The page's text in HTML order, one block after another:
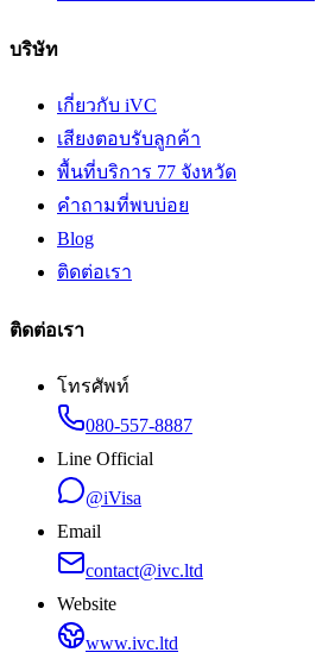
บริษัท
เกี่ยวกับ iVC
เสียงตอบรับลูกค้า
พื้นที่บริการ 77 จังหวัด
คำถามที่พบบ่อย
Blog
ติดต่อเรา
ติดต่อเรา
โทรศัพท์
080-557-8887
Line Official
@iVisa
Email
contact@ivc.ltd
Website
www.ivc.ltd